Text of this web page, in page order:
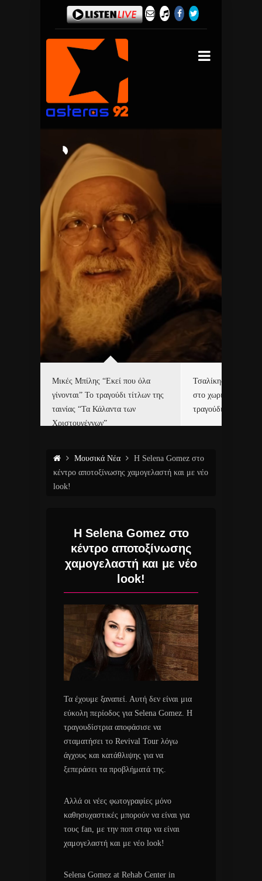
Μικές Μπίλης “Εκεί που όλα
γίνονται” Το τραγούδι τίτλων της
ταινίας “Τα Κάλαντα των
Χριστουγέννων”
Τσαλίκης,
στο χωριό του Άι
τραγούδι και video
Μουσικά Νέα
Η Selena Gomez στο
κέντρο αποτοξίνωσης χαμογελαστή και με νέο
look!
Η Selena Gomez στο
κέντρο αποτοξίνωσης
χαμογελαστή και με νέο
look!
Τα έχουμε ξαναπεί. Αυτή δεν είναι μια
εύκολη περίοδος για Selena Gomez. Η
τραγουδίστρια αποφάσισε να
σταματήσει το Revival Tour λόγω
άγχους και κατάθλιψης για να
ξεπεράσει τα προβλήματά της.
Αλλά οι νέες φωτογραφίες μόνο
καθησυχαστικές μπορούν να είναι για
τους fan, με την ποπ σταρ να είναι
χαμογελαστή και με νέο look!
Selena Gomez at Rehab Center in